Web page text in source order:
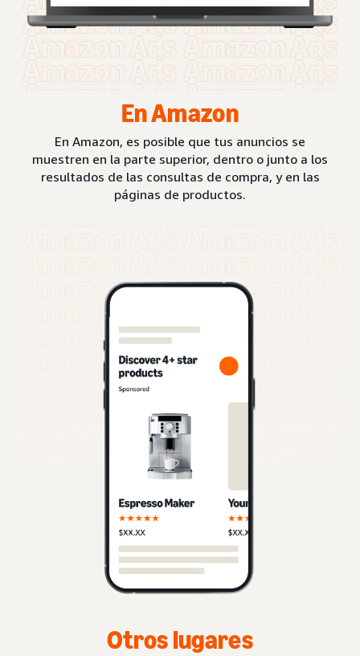
En Amazon
En Amazon, es posible que tus anuncios se
muestren en la parte superior, dentro o junto a los
resultados de las consultas de compra, y en las
páginas de productos.
Otros lugares